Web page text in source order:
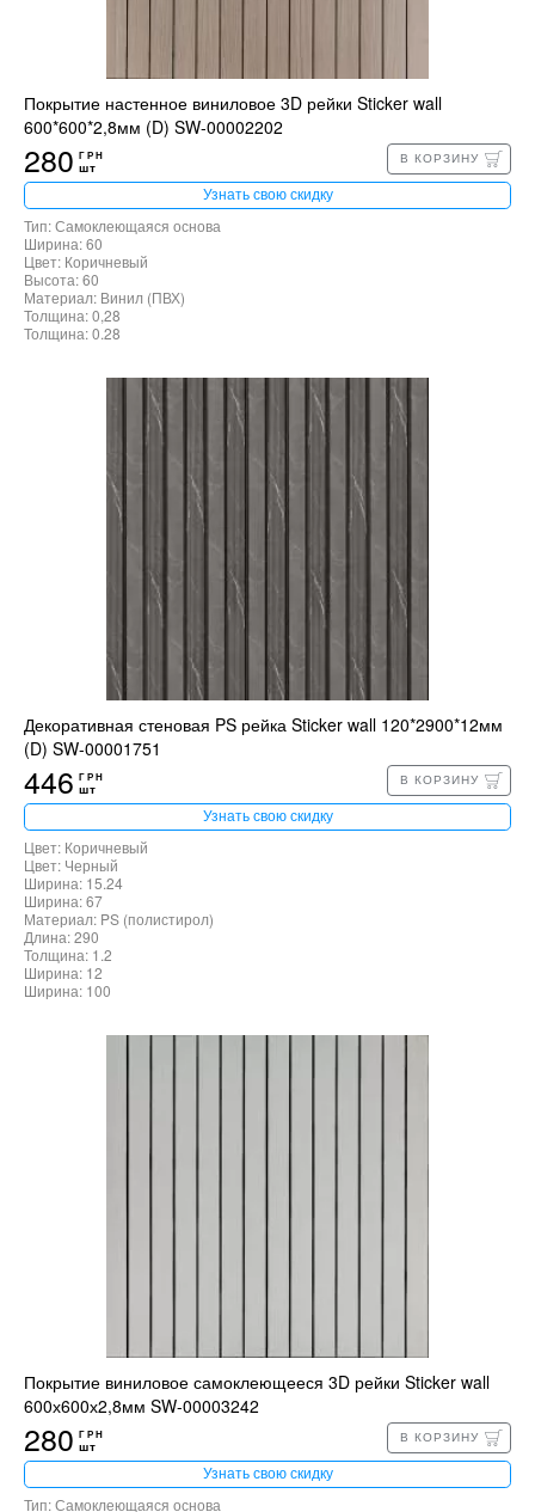
Покрытие настенное виниловое 3D рейки Sticker wall
600*600*2,8мм (D) SW-00002202
280 ГРН
шт
В КОРЗИНУ
Узнать свою скидку
Тип: Самоклеющаяся основа
Ширина: 60
Цвет: Коричневый
Высота: 60
Материал: Винил (ПВХ)
Толщина: 0,28
Толщина: 0.28
Декоративная стеновая PS рейка Sticker wall 120*2900*12мм
(D) SW-00001751
446 ГРН
шт
В КОРЗИНУ
Узнать свою скидку
Цвет: Коричневый
Цвет: Черный
Ширина: 15.24
Ширина: 67
Материал: PS (полистирол)
Длина: 290
Толщина: 1.2
Ширина: 12
Ширина: 100
Покрытие виниловое самоклеющееся 3D рейки Sticker wall
600х600х2,8мм SW-00003242
280 ГРН
шт
В КОРЗИНУ
Узнать свою скидку
Тип: Самоклеющаяся основа